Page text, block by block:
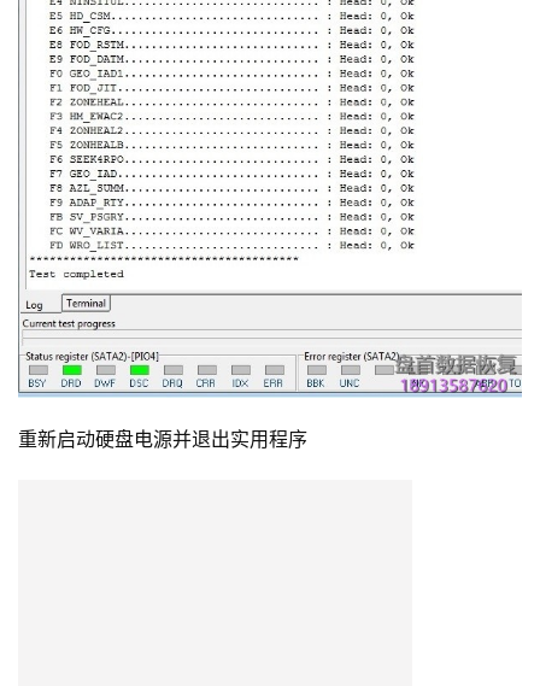
重新启动硬盘电源并退出实用程序